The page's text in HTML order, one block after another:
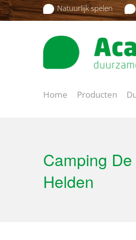
Natuurlijk spelen
Home Producten
Camping
Helden